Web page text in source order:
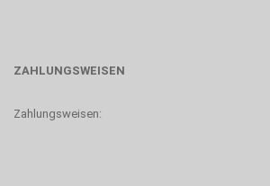
ZAHLUNGSWEISEN
Zahlungsweisen: